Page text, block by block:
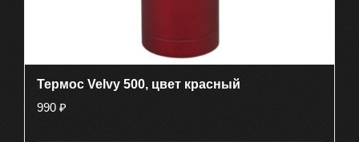
Термос Velvy 500, цвет красный
990 ₽